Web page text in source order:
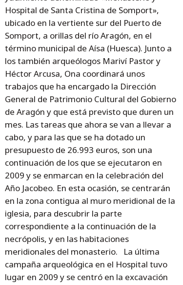
Hospital de Santa Cristina de Somport»,
ubicado en la vertiente sur del Puerto de
Somport, a orillas del río Aragón, en el
término municipal de Aísa (Huesca). Junto a
los también arqueólogos Mariví Pastor y
Héctor Arcusa, Ona coordinará unos
trabajos que ha encargado la Dirección
General de Patrimonio Cultural del Gobierno
de Aragón y que está previsto que duren un
mes. Las tareas que ahora se van a llevar a
cabo, y para las que se ha dotado un
presupuesto de 26.993 euros, son una
continuación de los que se ejecutaron en
2009 y se enmarcan en la celebración del
Año Jacobeo. En esta ocasión, se centrarán
en la zona contigua al muro meridional de la
iglesia, para descubrir la parte
correspondiente a la continuación de la
necrópolis, y en las habitaciones
meridionales del monasterio. La última
campaña arqueológica en el Hospital tuvo
lugar en 2009 y se centró en la excavación